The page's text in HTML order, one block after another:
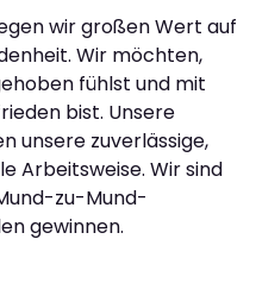
wir großen Wert auf
Wir möchten,
fühlst und mit
bist. Unsere
unsere zuverlässige,
Arbeitsweise. Wir sind
zu-Mund-
gewinnen.